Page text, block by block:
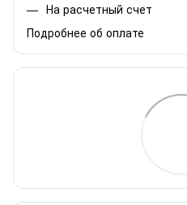
На расчетный счет
Подробнее об оплате